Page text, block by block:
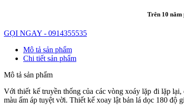
Trên 10 năm
GỌI NGAY - 0914355535
Mô tả sản phẩm
Chi tiết sản phẩm
Mô tả sản phẩm
Với thiết kế truyền thống của các vòng xoáy lặp đi lặp
màu ấm áp tuyệt vời. Thiết kế xoay lật bản lá dọc 180 độ